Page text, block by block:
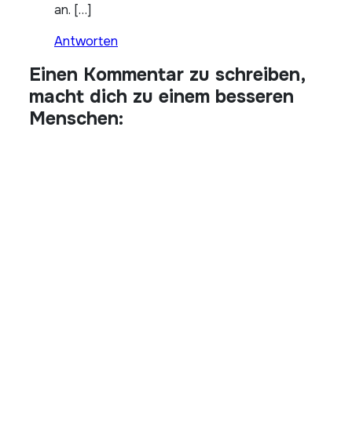
an. […]
Antworten
Einen Kommentar zu schreiben,
macht dich zu einem besseren
Menschen: